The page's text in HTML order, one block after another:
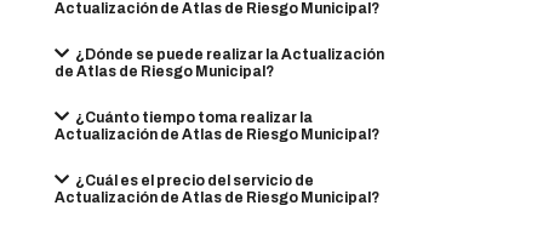
Actualización de Atlas de Riesgo Municipal?
¿Dónde se puede realizar la Actualización
de Atlas de Riesgo Municipal?
¿Cuánto tiempo toma realizar la
Actualización de Atlas de Riesgo Municipal?
¿Cuál es el precio del servicio de
Actualización de Atlas de Riesgo Municipal?